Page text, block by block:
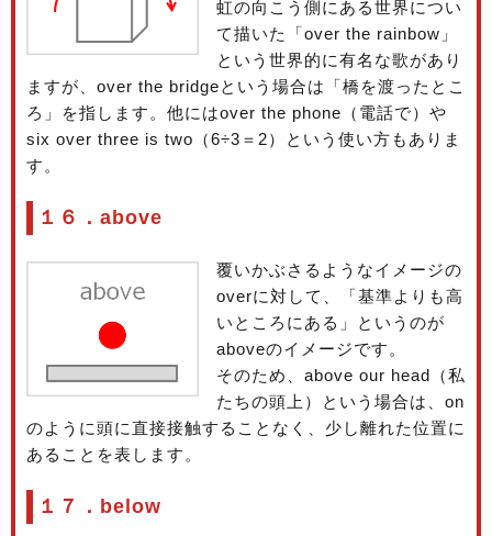
虹の向こう側にある世界につい
て描いた「over the rainbow」
という世界的に有名な歌があり
ますが、over the bridgeという場合は「橋を渡ったとこ
ろ」を指します。他にはover the phone（電話で）や
six over three is two（6÷3＝2）という使い方もありま
す。
１６．above
覆いかぶさるようなイメージの
overに対して、「基準よりも高
いところにある」というのが
aboveのイメージです。
そのため、above our head（私
たちの頭上）という場合は、on
のように頭に直接接触することなく、少し離れた位置に
あることを表します。
１７．below